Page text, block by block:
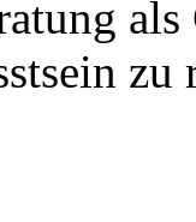
zu